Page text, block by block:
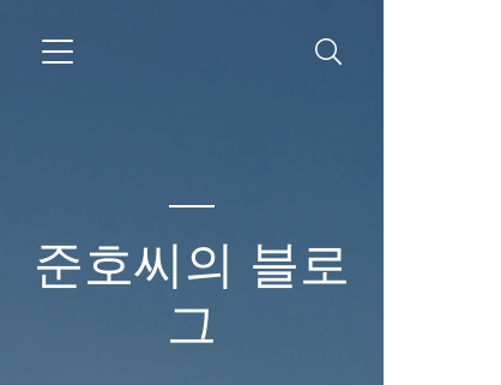
준호씨의 블로
그